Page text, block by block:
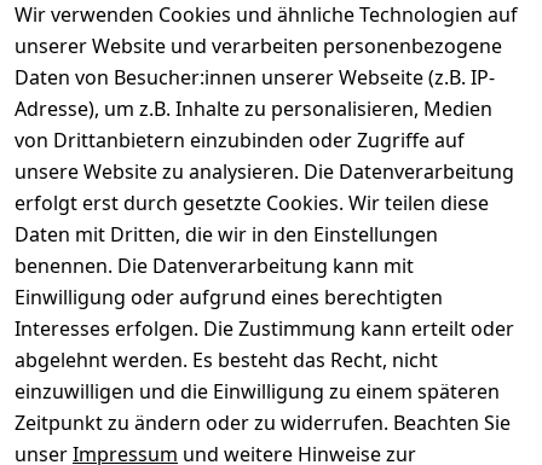
Wir verwenden Cookies und ähnliche Technologien auf
unserer Website und verarbeiten personenbezogene
Daten von Besucher:innen unserer Webseite (z.B. IP-
Adresse), um z.B. Inhalte zu personalisieren, Medien
von Drittanbietern einzubinden oder Zugriffe auf
unsere Website zu analysieren. Die Datenverarbeitung
erfolgt erst durch gesetzte Cookies. Wir teilen diese
Daten mit Dritten, die wir in den Einstellungen
benennen. Die Datenverarbeitung kann mit
Einwilligung oder aufgrund eines berechtigten
Interesses erfolgen. Die Zustimmung kann erteilt oder
abgelehnt werden. Es besteht das Recht, nicht
einzuwilligen und die Einwilligung zu einem späteren
Zeitpunkt zu ändern oder zu widerrufen. Beachten Sie
unserImpressum und weitere Hinweise zur
Rechtliches
AGB
Impressum
Datenschutze
rklärung
Barrierefreihe
itserklärung
Widerrufsrec
ht
Über uns
Kontakt
Registrieren
Kataloge zum
Download
Pflege &
Kundendienst
Kiefermöbel
Hilfe
Wir
versenden
mit
Zahle
bequem per